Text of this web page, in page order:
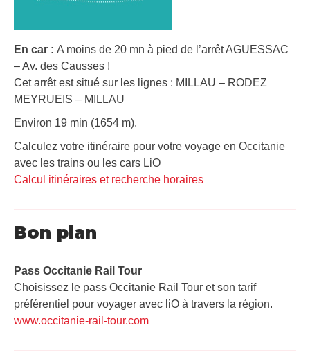
En car : A moins de 20 mn à pied de l’arrêt AGUESSAC
– Av. des Causses !
Cet arrêt est situé sur les lignes : MILLAU – RODEZ
MEYRUEIS – MILLAU
Environ 19 min (1654 m).
Calculez votre itinéraire pour votre voyage en Occitanie
avec les trains ou les cars LiO
Calcul itinéraires et recherche horaires
Bon plan
Pass Occitanie Rail Tour​
Choisissez le pass Occitanie Rail Tour et son tarif
préférentiel pour voyager avec liO à travers la région.
www.occitanie-rail-tour.com